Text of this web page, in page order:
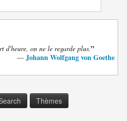
d'heure, on ne le regarde plus.”
— Johann Wolfgang von Goethe
Thèmes